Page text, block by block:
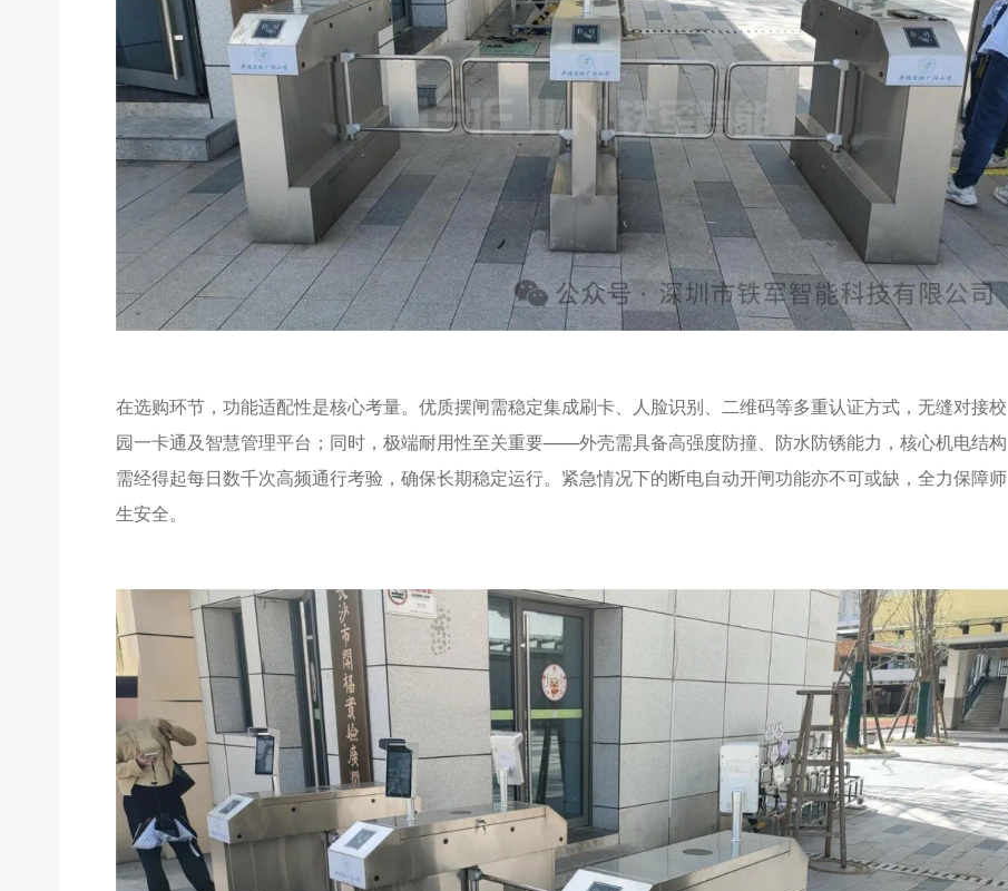
在选购环节，功能适配性是核心考量。优质摆闸需稳定集成刷卡、人脸识别、二维码等多重认证方式，无缝对接校
园一卡通及智慧管理平台；同时，极端耐用性至关重要——外壳需具备高强度防撞、防水防锈能力，核心机电结构
需经得起每日数千次高频通行考验，确保长期稳定运行。紧急情况下的断电自动开闸功能亦不可或缺，全力保障师
生安全。